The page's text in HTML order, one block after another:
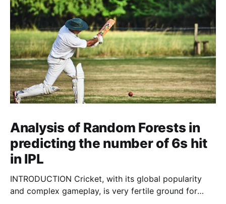
Analysis of Random Forests in
predicting the number of 6s hit
in IPL
INTRODUCTION Cricket, with its global popularity
and complex gameplay, is very fertile ground for